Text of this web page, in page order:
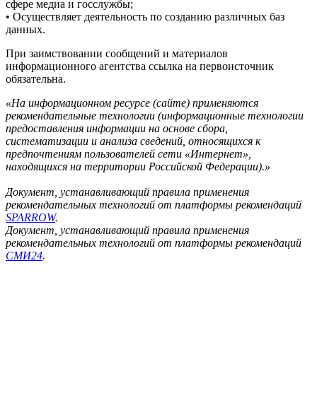
сфере медиа и госслужбы;
• Осуществляет деятельность по созданию различных баз
данных.
При заимствовании сообщений и материалов
информационного агентства ссылка на первоисточник
обязательна.
«На информационном ресурсе (сайте) применяются
рекомендательные технологии (информационные технологии
предоставления информации на основе сбора,
систематизации и анализа сведений, относящихся к
предпочтениям пользователей сети «Интернет»,
находящихся на территории Российской Федерации).»
Документ, устанавливающий правила применения
рекомендательных технологий от платформы рекомендаций
SPARROW.
Документ, устанавливающий правила применения
рекомендательных технологий от платформы рекомендаций
СМИ24.